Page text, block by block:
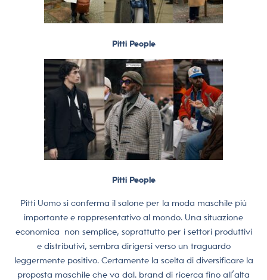
Pitti People
Pitti People
Pitti Uomo si conferma il salone per la moda maschile più
importante e rappresentativo al mondo. Una situazione
economica
non semplice, soprattutto per i settori produttivi
e distributivi, sembra dirigersi verso un traguardo
leggermente positivo. Certamente la scelta di diversificare la
proposta maschile che va dal. brand di ricerca fino all’alta